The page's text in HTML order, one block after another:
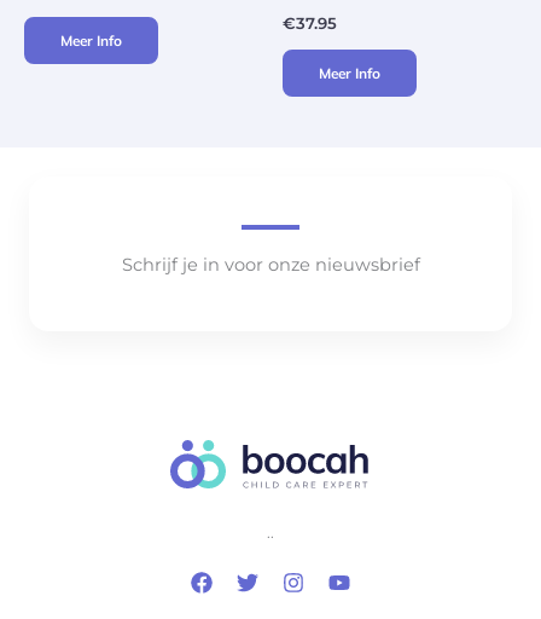
Meer Info
€37.95
Meer Info
Schrijf je in voor onze nieuwsbrief
..